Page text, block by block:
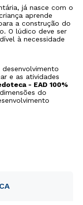
já nasce com o
aprende
a construção do
O lúdico deve ser
à necessidade
e as atividades
- EAD 100%
do